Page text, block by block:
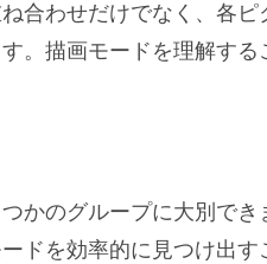
合わせだけでなく、各
。描画モードを理解す
かのグループに大別でき
ドを効率的に見つけ出